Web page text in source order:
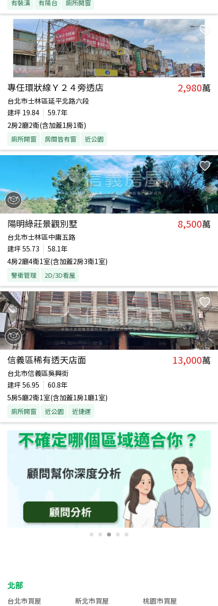
有裝潢 有陽台 廁所開窗
專任環狀線Ｙ２４旁透店 2,980萬
台北市士林區延平北路六段
建坪 19.84
59.7年
2房2廳2衛(含加蓋1房1衛)
廁所開窗 房間皆有窗 近公園
陽明綠莊景觀別墅 8,500萬
台北市士林區中庸五路
建坪 55.73
58.1年
4房2廳4衛1室(含加蓋2房3衛1室)
警衛管理 2D/3D看屋
信義區稀有透天店面 13,000萬
台北市信義區吳興街
建坪 56.95
60.8年
5房5廳2衛1室(含加蓋1房1廳1室)
廁所開窗 近公園 近捷運
北部
台北市買屋 新北市買屋
桃園市買屋